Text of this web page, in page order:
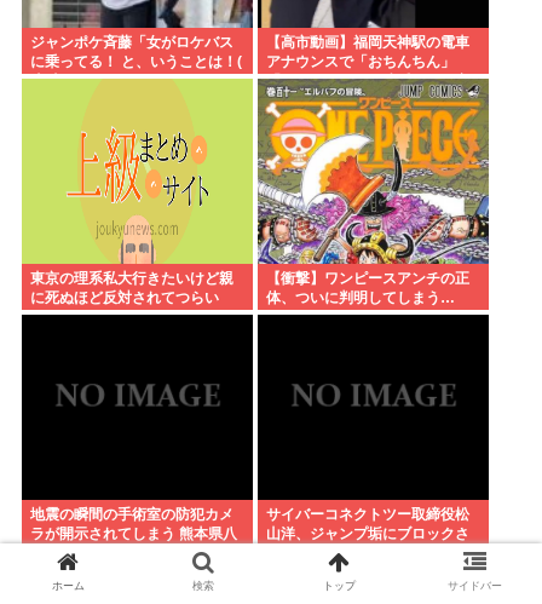
ジャンポケ斉藤「女がロケバス
に乗ってる！ と、いうことは！(
*ﾟ∀ﾟ)=3ムッハー」 ボロン。
【高市動画】福岡天神駅の電車
アナウンスで「おちんちん」
「ちんぽ」などと連呼する不審
な音声が大音量で流れる 犯人は
不明
東京の理系私大行きたいけど親
に死ぬほど反対されてつらい
【衝撃】ワンピースアンチの正
体、ついに判明してしまう…
地震の瞬間の手術室の防犯カメ
ラが開示されてしまう 熊本県八
サイバーコネクトツー取締役松
山洋、ジャンプ垢にブロックさ
れてお気持ち表明。何かあった
らまず晒す！これが令和のレス
ホーム 検索 トップ サイドバー